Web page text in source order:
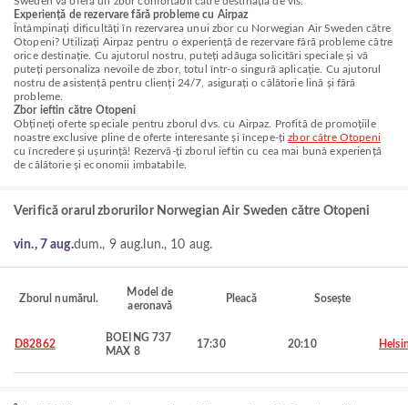
Experiență de rezervare fără probleme cu Airpaz
Întâmpinați dificultăți în rezervarea unui zbor cu Norwegian Air Sweden către
Otopeni? Utilizați Airpaz pentru o experiență de rezervare fără probleme către
orice destinație. Cu ajutorul nostru, puteți adăuga solicitări speciale și vă
puteți personaliza nevoile de zbor, totul într-o singură aplicație. Cu ajutorul
nostru de asistență pentru clienți 24/7, asigurați o călătorie lină și fără
probleme.
Zbor ieftin către Otopeni
Obțineți oferte speciale pentru zborul dvs. cu Airpaz. Profită de promoțiile
noastre exclusive pline de oferte interesante și începe-țizbor către Otopeni
cu încredere și ușurință! Rezervă-ți zborul ieftin cu cea mai bună experiență
de călătorie și economii imbatabile.
Verifică orarul zborurilor Norwegian Air Sweden către Otopeni
vin., 7 aug.dum., 9 aug. lun., 10 aug.
Zborul numărul.
Model de
aeronavă
Pleacă Sosește
D82862
BOEING 737
MAX 8
17:30 20:10